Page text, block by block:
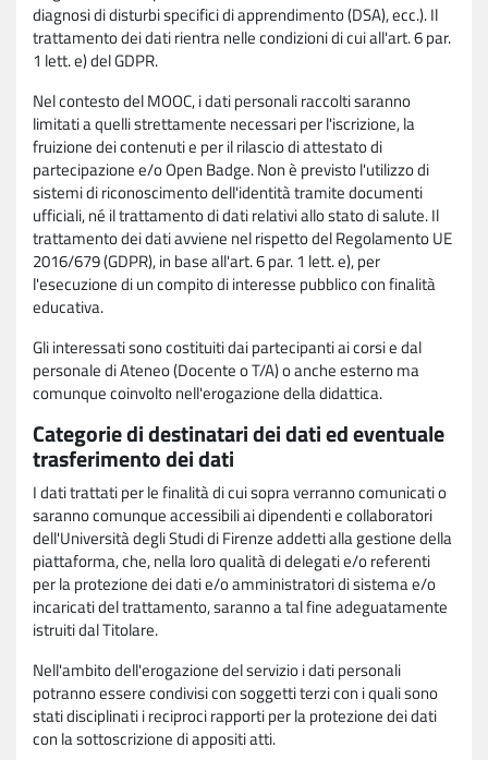
diagnosi di disturbi specifici di apprendimento (DSA), ecc.). Il
trattamento dei dati rientra nelle condizioni di cui all'art. 6 par.
1 lett. e) del GDPR.
Nel contesto del MOOC, i dati personali raccolti saranno
limitati a quelli strettamente necessari per l'iscrizione, la
fruizione dei contenuti e per il rilascio di attestato di
partecipazione e/o Open Badge. Non è previsto l'utilizzo di
sistemi di riconoscimento dell'identità tramite documenti
ufficiali, né il trattamento di dati relativi allo stato di salute. Il
trattamento dei dati avviene nel rispetto del Regolamento UE
2016/679 (GDPR), in base all'art. 6 par. 1 lett. e), per
l'esecuzione di un compito di interesse pubblico con finalità
educativa.
Gli interessati sono costituiti dai partecipanti ai corsi e dal
personale di Ateneo (Docente o T/A) o anche esterno ma
comunque coinvolto nell'erogazione della didattica.
Categorie di destinatari dei dati ed eventuale
trasferimento dei dati
I dati trattati per le finalità di cui sopra verranno comunicati o
saranno comunque accessibili ai dipendenti e collaboratori
dell'Università degli Studi di Firenze addetti alla gestione della
piattaforma, che, nella loro qualità di delegati e/o referenti
per la protezione dei dati e/o amministratori di sistema e/o
incaricati del trattamento, saranno a tal fine adeguatamente
istruiti dal Titolare.
Nell'ambito dell'erogazione del servizio i dati personali
potranno essere condivisi con soggetti terzi con i quali sono
stati disciplinati i reciproci rapporti per la protezione dei dati
con la sottoscrizione di appositi atti.